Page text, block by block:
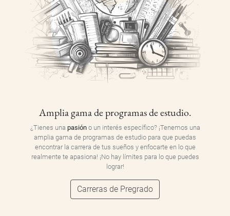
Amplia gama de programas de estudio.
¿Tienes una pasióno un interés específico? ¡Tenemos una
amplia gama de programas de estudio para que puedas
encontrar la carrera de tus sueños y enfocarte en lo que
realmente te apasiona! ¡No hay límites para lo que puedes
lograr!
Carreras de Pregrado